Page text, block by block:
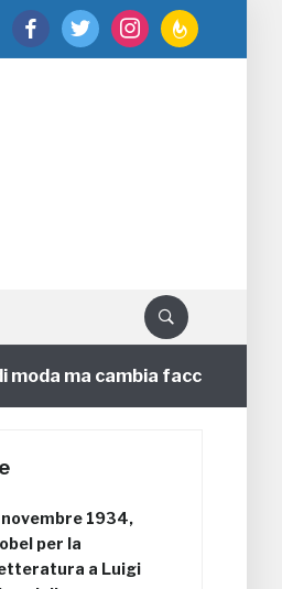
facebooktwitter instagramfeedburner
ma cambia faccia
1934,
per la
a Luigi